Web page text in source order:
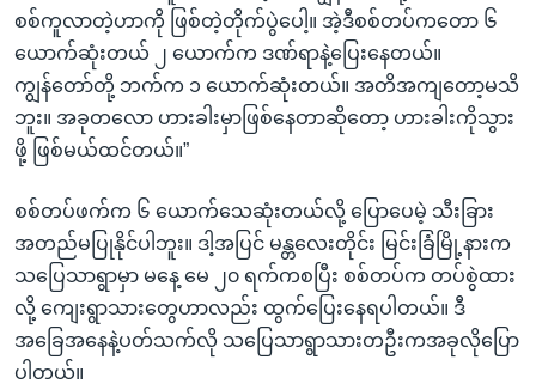
စစ်ကူလာတဲ့ဟာကို ဖြစ်တဲ့တိုက်ပွဲပေါ့။ အဲ့ဒီစစ်တပ်ကတော ၆
ယောက်ဆုံးတယ် ၂ ယောက်က ဒဏ်ရာနဲ့ပြေးနေတယ်။
ကျွန်တော်တို့ ဘက်က ၁ ယောက်ဆုံးတယ်။ အတိအကျတော့မသိ
ဘူး။ အခုတလော ဟားခါးမှာဖြစ်နေတာဆိုတော့ ဟားခါးကိုသွား
ဖို့ ဖြစ်မယ်ထင်တယ်။”
စစ်တပ်ဖက်က ၆ ယောက်သေဆုံးတယ်လို့ ပြောပေမဲ့ သီးခြား
အတည်မပြုနိုင်ပါဘူး။ ဒါ့အပြင် မန္တလေးတိုင်း မြင်းခြံမြို့နားက
သပြေသာရွာမှာ မနေ့ မေ ၂၀ ရက်ကစပြီး စစ်တပ်က တပ်စွဲထား
လို့ ကျေးရွာသားတွေဟာလည်း ထွက်ပြေးနေရပါတယ်။ ဒီ
အခြေအနေနဲ့ပတ်သက်လို သပြေသာရွာသားတဦးကအခုလိုပြော
ပါတယ်။